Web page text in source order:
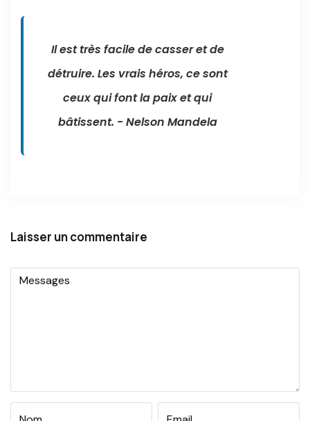
Il est très facile de casser et de
détruire. Les vrais héros, ce sont
ceux qui font la paix et qui
bâtissent. - Nelson Mandela
Laisser un commentaire